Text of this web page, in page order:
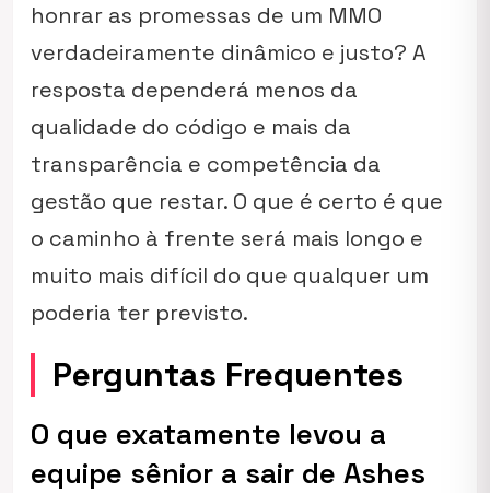
honrar as promessas de um MMO
verdadeiramente dinâmico e justo? A
resposta dependerá menos da
qualidade do código e mais da
transparência e competência da
gestão que restar. O que é certo é que
o caminho à frente será mais longo e
muito mais difícil do que qualquer um
poderia ter previsto.
Perguntas Frequentes
O que exatamente levou a
equipe sênior a sair de Ashes